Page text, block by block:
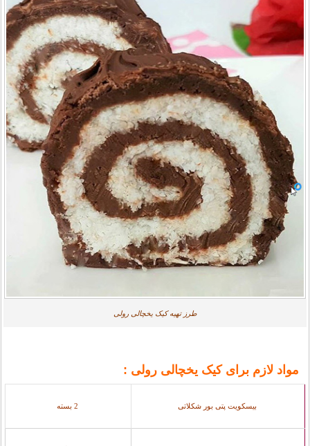
طرز تهیه کیک یخچالی رولی
مواد لازم برای کیک یخچالی رولی :
بیسکویت پتی بور شکلاتی